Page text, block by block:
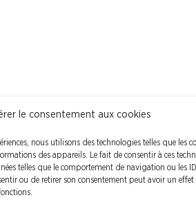
le consentement aux cookies
nous utilisons des technologies telles que les
des appareils. Le fait de consentir à ces
telles que le comportement de navigation ou les
ou de retirer son consentement peut avoir un